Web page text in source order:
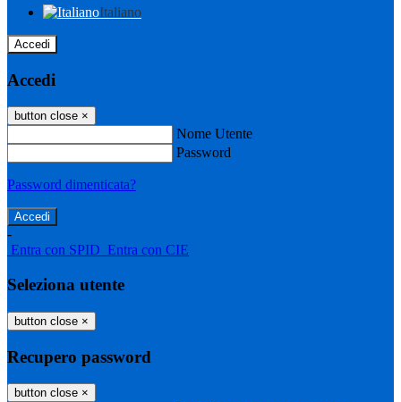
Italiano
Accedi
Accedi
button close ×
Nome Utente
Password
Password dimenticata?
-
Entra con SPID Entra con CIE
Seleziona utente
button close ×
Recupero password
button close ×